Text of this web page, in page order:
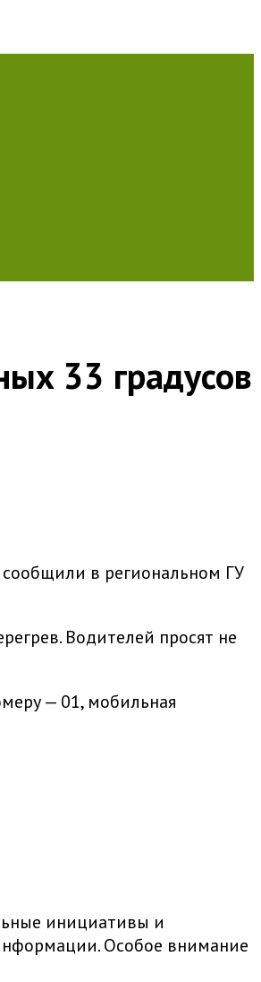
33 градусов
в региональном ГУ
Водителей просят не
— 01, мобильная
инициативы и
Особое внимание